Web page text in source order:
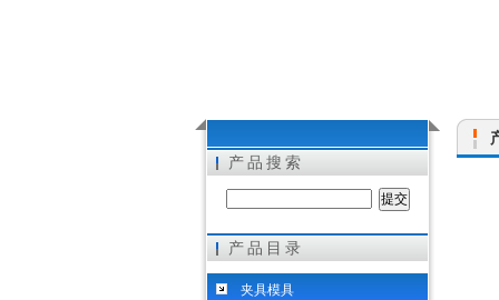
希而科工业控制设备（上海）有限公司
产品搜索
产品目录
夹具模具